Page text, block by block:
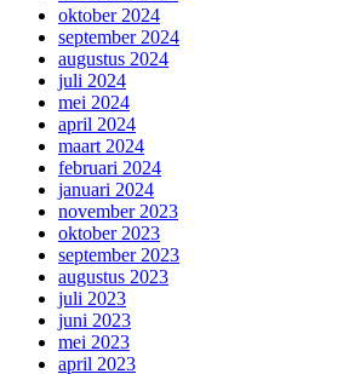
oktober 2024
september 2024
augustus 2024
juli 2024
mei 2024
april 2024
maart 2024
februari 2024
januari 2024
november 2023
oktober 2023
september 2023
augustus 2023
juli 2023
juni 2023
mei 2023
april 2023